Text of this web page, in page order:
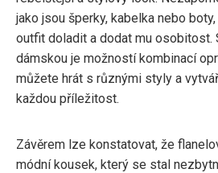
jako jsou šperky, kabelka nebo
outfit doladit a dodat mu osobitost.
dámskou je možností kombinací
můžete hrát s různými styly a
každou příležitost.
Závěrem lze konstatovat, že
módní kousek, který se stal